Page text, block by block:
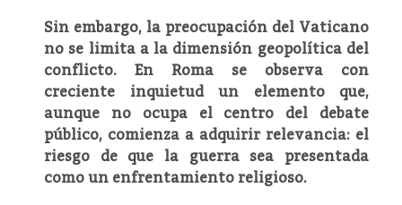
Sin embargo, la preocupación del Vaticano
no se limita a la dimensión geopolítica del
conflicto. En Roma se observa con
creciente inquietud un elemento que,
aunque no ocupa el centro del debate
público, comienza a adquirir relevancia: el
riesgo de que la guerra sea presentada
como un enfrentamiento religioso.